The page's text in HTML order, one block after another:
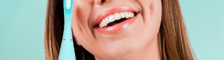
Meine Bestellungen
Meine Adressen
Meine Abonnements
issa™ Teeth Whitening Set
Svenska
Русский
简体中文 繁體中文